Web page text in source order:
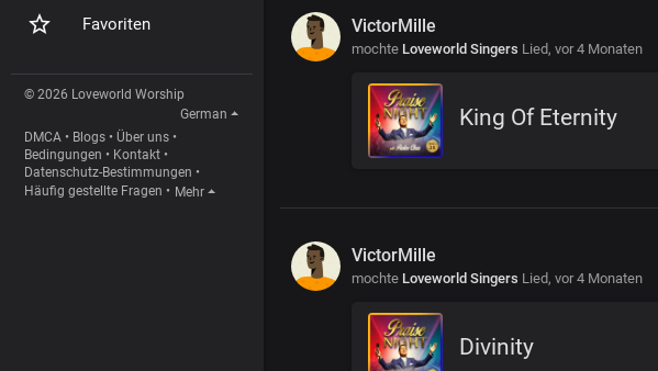
Favoriten
© 2026 Loveworld Worship
German
DMCA • Blogs • Über uns •
Bedingungen • Kontakt •
Datenschutz-Bestimmungen •
Häufig gestellte Fragen • Mehr
VictorMille
mochte Loveworld Singers Lied, vor 4 Monaten
King Of Eternity
VictorMille
mochte Loveworld Singers Lied, vor 4 Monaten
Divinity